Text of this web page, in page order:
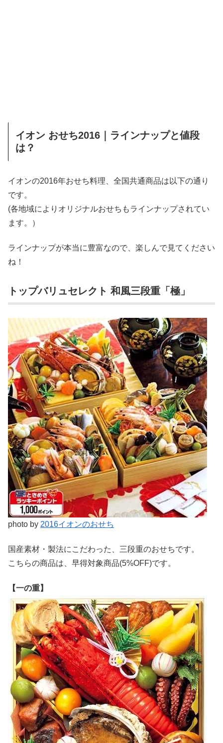
イオン おせち2016｜ラインナップと値段
は？
イオンの2016年おせち料理、全国共通商品は以下の通り
です。
(各地域によりオリジナルおせちもラインナップされてい
ます。）
ラインナップが本当に豊富なので、楽しんで見てください
ね！
トップバリュセレクト 和風三段重「極」
photo by 2016イオンのおせち
国産素材・製法にこだわった、三段重のおせちです。
こちらの商品は、早得対象商品(5%OFF)です。
【一の重】